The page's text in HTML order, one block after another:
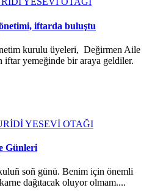
iftarda buluştu
kurulu üyeleri, Değirmen Aile
iftar yemeğinde bir araya geldiler.
YESEVİ OTAĞI
Günleri
soñ günü. Benim için önemli
dağıtacak oluyor olmam....